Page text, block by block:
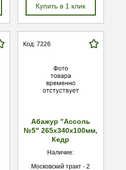
Купить в 1 клик
Код: 7226
Абажур "Ассоль
№5" 265х340х100мм,
Кедр
Наличие:
Московский тракт - 2